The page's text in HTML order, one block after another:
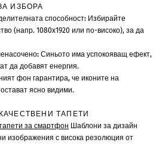
ИЗБОРА
способност: Избирайте
(напр. 1080x1920 или по-високо), за да
Синьото има успокояващ ефект,
да добавят енергия.
фон гарантира, че иконите на
ясно видими.
ТАПЕТИ
за смартфон Шаблони за дизайн
изображения с висока резолюция от